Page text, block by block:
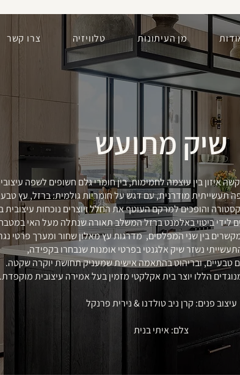
מן העיתונות טלוויזיה צרו קשר
שיק מתועש
איזון בין עוצמה לחמימות, בין חומרי גלם חשופים לשפה
תעשייתית מודרנית, עם דגש על חומריות גולמית: ברזל, עץ טבעי
והופכים למרקם העוטף את החלל ויוצרים נוכחות עיצובית
לידי ביטוי באלמנט ברזל המשלב תאורה שנתלה מעל האי
בין שני המפלסים, מדרגות עץ מאלון שחור ומערך פרטי
נשזר שיק אלגנטי בפרטי אומנות שנבחרו בקפידה,
טבעיים, ובריהוט בהתאמה אישית שמעניק תחושת יוקרה שקטה.
הללו יוצר בית אקלקטי מזמין בעל אמירה עיצובית מוקפדת.
עיצוב פנים: קרן ניב טולדנו & נירית פרנקל
צלם: איתי בנית